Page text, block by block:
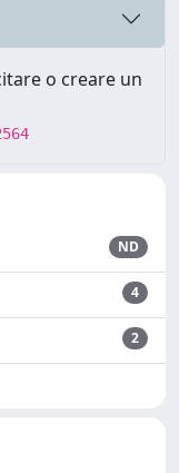
o creare un
ND
4
2